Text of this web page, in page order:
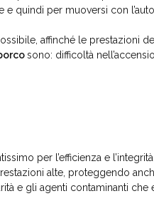
quindi per muoversi con l’auto.
affinché le prestazioni
sono: difficoltà
per l’efficienza e l’integrità
alte, proteggendo
e gli agenti contaminanti che